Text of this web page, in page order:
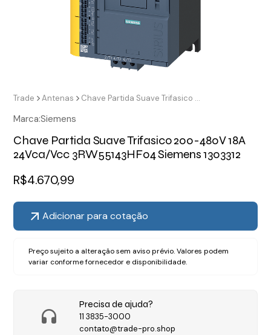
Trade Antenas Chave Partida Suave Trifasico 200-480V 18A 24Vca/Vcc 3RW55143HF04 Siemens 1303312
Marca:Siemens
Chave Partida Suave Trifasico 200-480V 18A
24Vca/Vcc 3RW55143HF04 Siemens 1303312
R$4.670,99
Adicionar para cotação
Preço sujeito a alteração sem aviso prévio. Valores podem
variar conforme fornecedor e disponibilidade.
Precisa de ajuda?
11 3835-3000
contato@trade-pro.shop